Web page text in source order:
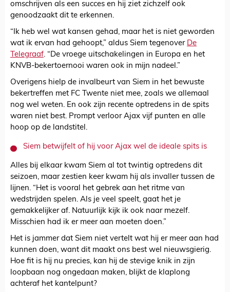
omschrijven als een succes en hij ziet zichzelf ook
genoodzaakt dit te erkennen.
“Ik heb wel wat kansen gehad, maar het is niet geworden
wat ik ervan had gehoopt,” aldus Siem tegenover De
Telegraaf. “De vroege uitschakelingen in Europa en het
KNVB-bekertoernooi waren ook in mijn nadeel.”
Overigens hielp de invalbeurt van Siem in het bewuste
bekertreffen met FC Twente niet mee, zoals we allemaal
nog wel weten. En ook zijn recente optredens in de spits
waren niet best. Prompt verloor Ajax vijf punten en alle
hoop op de landstitel.
Siem betwijfelt of hij voor Ajax wel de ideale spits is
Alles bij elkaar kwam Siem al tot twintig optredens dit
seizoen, maar zestien keer kwam hij als invaller tussen de
lijnen. “Het is vooral het gebrek aan het ritme van
wedstrijden spelen. Als je veel speelt, gaat het je
gemakkelijker af. Natuurlijk kijk ik ook naar mezelf.
Misschien had ik er meer aan moeten doen.”
Het is jammer dat Siem niet vertelt wat hij er meer aan had
kunnen doen, want dit maakt ons best wel nieuwsgierig.
Hoe fit is hij nu precies, kan hij de stevige knik in zijn
loopbaan nog ongedaan maken, blijkt de klaplong
achteraf het kantelpunt?